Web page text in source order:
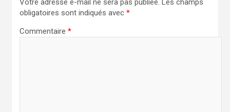
Votre adresse e-mail ne sera pas publiée. Les champs
obligatoires sont indiqués avec *
Commentaire *